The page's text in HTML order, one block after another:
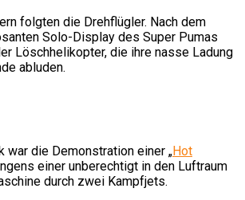
folgten die Drehflügler. Nach dem
Solo-Display des Super Pumas
Löschhelikopter, die ihre nasse Ladung
abluden.
war die Demonstration einer „Hot
einer unberechtigt in den Luftraum
durch zwei Kampfjets.